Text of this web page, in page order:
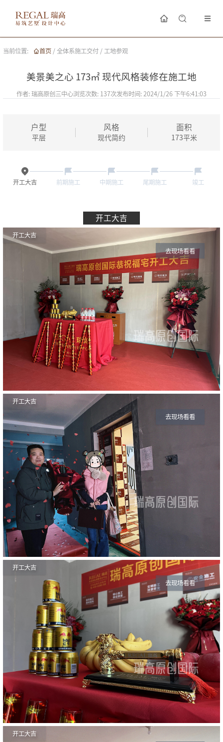
当前位置: 首页 / 全体系施工交付 / 工地参观
美景美之心 173㎡ 现代风格装修在施工地
作者: 瑞高原创三中心浏览次数: 137次发布时间: 2024/1/26 下午6:41:03
户型
平层
风格
现代简约
面积
173平米
开工大吉 前期施工 中期施工 尾期施工 竣工
开工大吉
开工大吉
去现场看看
开工大吉
去现场看看
开工大吉
去现场看看
开工大吉